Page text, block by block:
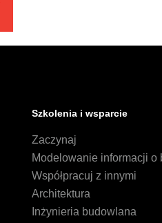
Szkolenia i wsparcie
Zaczynaj
Modelowanie informacji o
Współpracuj z innymi
Architektura
Inżynieria budowlana